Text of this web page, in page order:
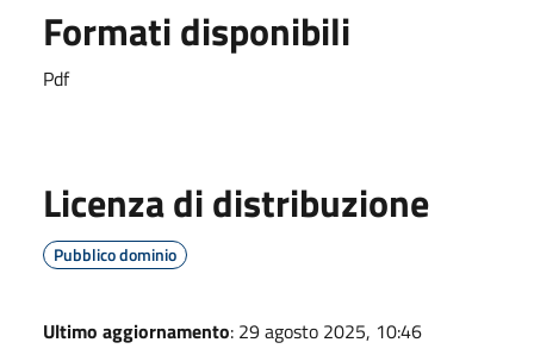
Formati disponibili
Pdf
Licenza di distribuzione
Pubblico dominio
Ultimo aggiornamento: 29 agosto 2025, 10:46